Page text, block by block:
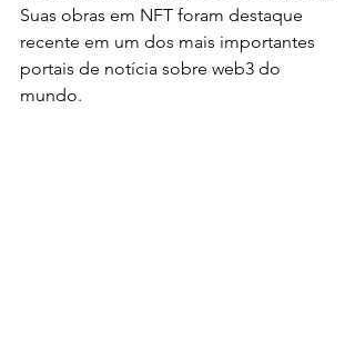
Suas obras em NFT foram destaque
recente em um dos mais importantes
portais de notícia sobre web3 do
mundo.